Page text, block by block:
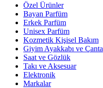
Özel Ürünler
Bayan Parfüm
Erkek Parfüm
Unisex Parfüm
Kozmetik Kişisel Bakım
Giyim Ayakkabı ve Çanta
Saat ve Gözlük
Takı ve Aksesuar
Elektronik
Markalar